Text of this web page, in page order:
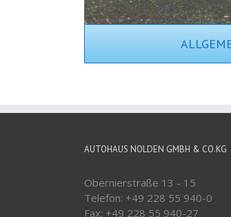
AUTOHAUS NOLDEN GMBH & CO.KG
Obernierstraße 13 - 15
Telefon: +49 228 55 940-0
Fax: +49 228 55 940-27